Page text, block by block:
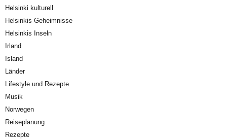
Helsinki kulturell
Helsinkis Geheimnisse
Helsinkis Inseln
Irland
Island
Länder
Lifestyle und Rezepte
Musik
Norwegen
Reiseplanung
Rezepte